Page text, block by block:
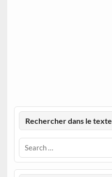
Rechercher dans le texte